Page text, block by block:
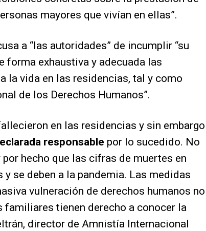
mayores que vivían en ellas”.
a “las autoridades” de incumplir “su
forma exhaustiva y adecuada las
la vida en las residencias, tal y como
de los Derechos Humanos”.
en las residencias y sin embargo
responsable por lo sucedido. No
hecho que las cifras de muertes en
se deben a la pandemia. Las medidas
vulneración de derechos humanos no
familiares tienen derecho a conocer la
director de Amnistía Internacional